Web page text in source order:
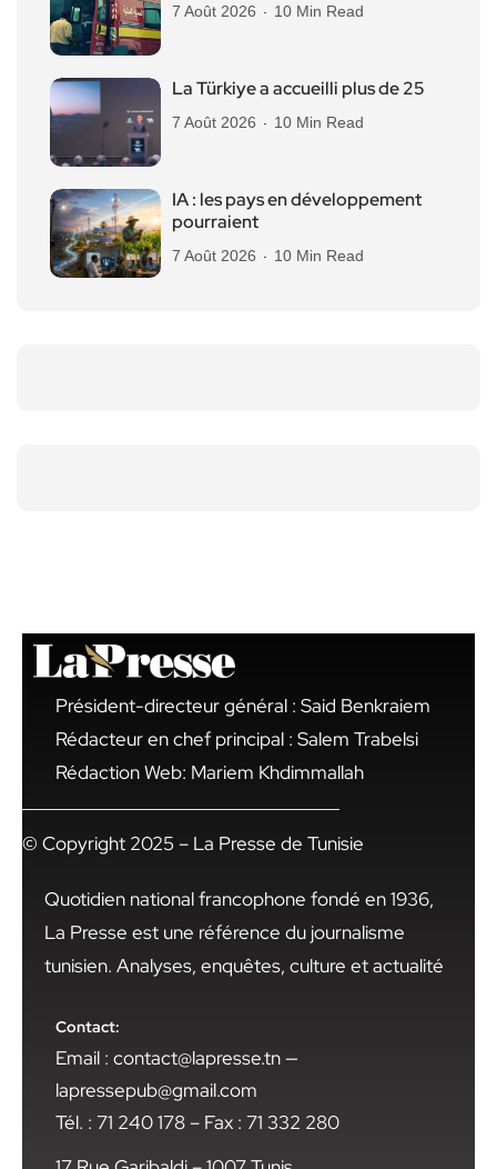
7 Août 2026 10 Min Read
La Türkiye a accueilli plus de 25
7 Août 2026 10 Min Read
IA : les pays en développement
pourraient
7 Août 2026 10 Min Read
Président-directeur général : Said Benkraiem
Rédacteur en chef principal : Salem Trabelsi
Rédaction Web: Mariem Khdimmallah
© Copyright 2025 – La Presse de Tunisie
Quotidien national francophone fondé en 1936,
La Presse est une référence du journalisme
tunisien. Analyses, enquêtes, culture et actualité
Contact:
Email : contact@lapresse.tn —
lapressepub@gmail.com
Tél. : 71 240 178 – Fax : 71 332 280